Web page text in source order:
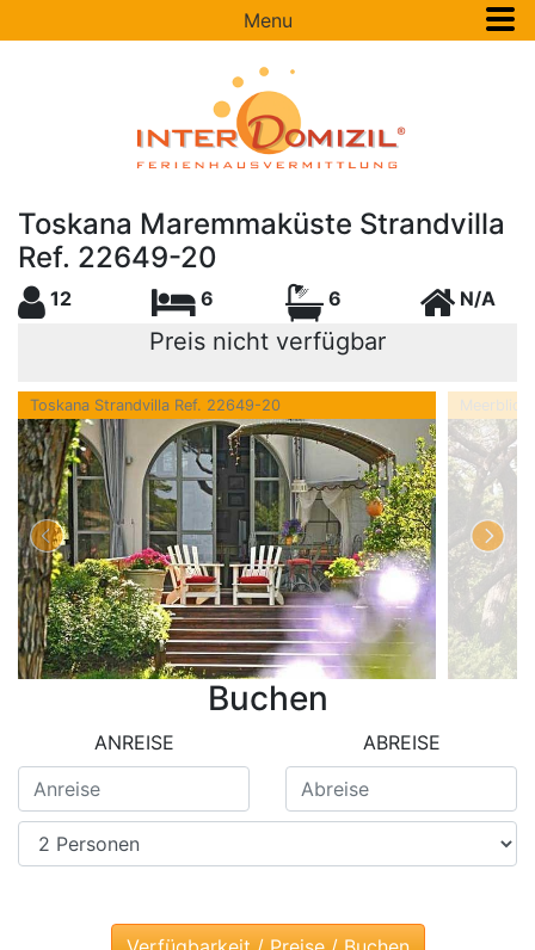
Menu
Toskana Maremmaküste Strandvilla
Ref. 22649-20
12 6 6 N/A
Preis nicht verfügbar
Toskana Strandvilla Ref. 22649-20
Buchen
ANREISE ABREISE